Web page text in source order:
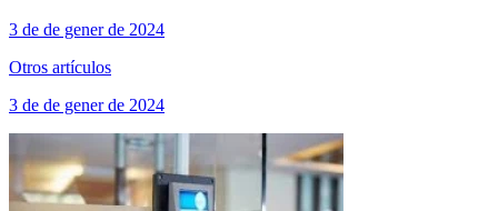
3 de de gener de 2024
Otros artículos
3 de de gener de 2024